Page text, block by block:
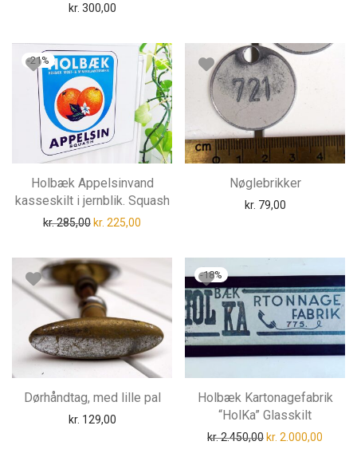
kr. 300,00
-21%
Holbæk Appelsinvand
kasseskilt i jernblik. Squash
kr.285,00Den oprindelige pris var: kr. 285,00.
kr. 225,00
Nøglebrikker
kr. 79,00
Dørhåndtag, med lille pal
kr. 129,00
-18%
Holbæk Kartonagefabrik
“HolKa” Glasskilt
kr.2.450,00Den oprindelige
kr. 2.000,00